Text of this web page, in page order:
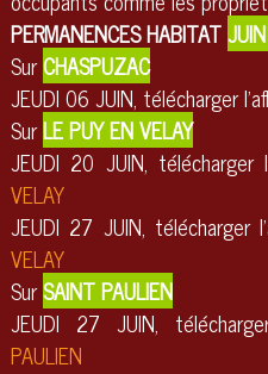
PERMANENCES HABITAT
SurCHASPUZAC
JEUDI 06 JUIN, télécharger
SurLE PUY EN VELAY
JEUDI 20 JUIN, télécharger
VELAY
JEUDI 27 JUIN, télécharger
VELAY
SurSAINT PAULIEN
JEUDI 27 JUIN,
PAULIEN